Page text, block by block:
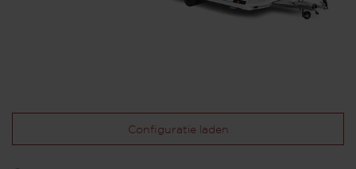
Configuratie laden